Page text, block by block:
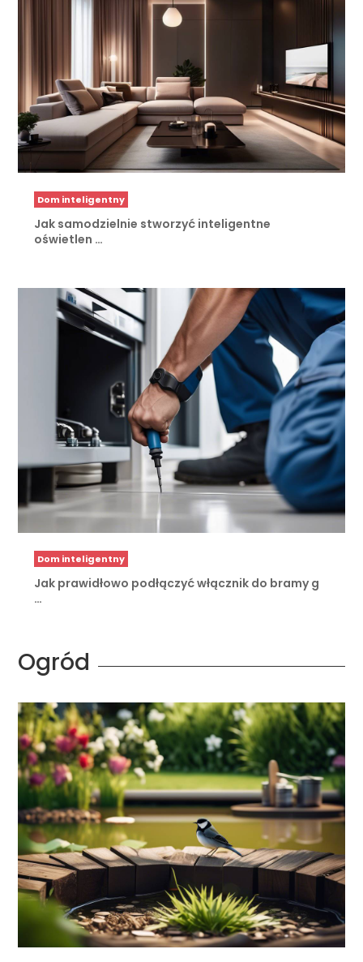
Dom inteligentny
Jak samodzielnie stworzyć inteligentne
oświetlen …
Dom inteligentny
Jak prawidłowo podłączyć włącznik do bramy g
…
Ogród